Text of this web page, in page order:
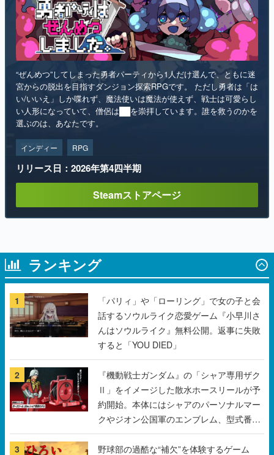
“ぜんめつ”してしまった勇者パーティから1人だけ選んで、ともに迷
宮からの脱出を目指すダンジョン探索RPGです。 ただし勇者は「は
い/いいえ」しか喋れず、魔法使いは魔法が使えず、戦士は可愛らし
い人形になっていて、僧侶は██を崇拝しています。誰を救うのかを
選ぶのは、あなたです。
インディー RPG
リリース日：2026年第4四半期
ランキング
1
「パリィ」や「ローリング」で女の子と会
話するソウルライク恋愛ゲーム『小早川さ
んはソウルライク』無料公開。返事に失敗
すると「YOU DIED」
2
『機動戦士ガンダム』の「シャア専用ザク
Ⅱ」をイメージした散水ホースリールが予
約開始。本体にはシャアのパーソナルマー
クやジオン公国軍のエンブレム、型式番号
などを配置
3
野球部の過酷な“補欠”を体験するゲーム
『球ひろいSimulator』が「1件」のウィッ
シュリストをもとにチェコ語に対応しSNS
で話題に。『キングダム・カム』開発元や